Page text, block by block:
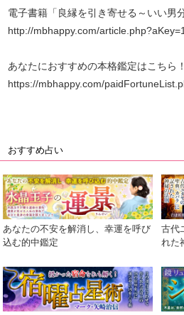
電子書籍「良縁を引き寄せる～いい男
http://mbhappy.com/
あなたにおすすめの本格鑑定はこち
https://mbhappy.com/
おすすめ占い
あなたの不安を解消し、幸運を呼び
込む的中鑑定
古代
れた